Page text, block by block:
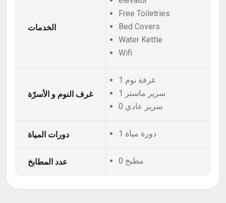
الخدمات
Free Toiletries
Bed Covers
Water Kettle
Wifi
غرف النوم و الأسرّة
1 غرفة نوم
1 سرير ماستر
0 سرير عادي
دورات المياة 1 دورة مياة
عدد المطابخ 0 مطبخ